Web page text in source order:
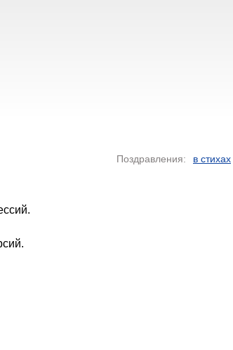
Поздравления: в стихах